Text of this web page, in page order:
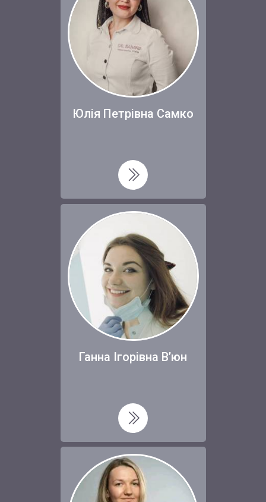
Юлія Петрівна Самко
Ганна Ігорівна В’юн